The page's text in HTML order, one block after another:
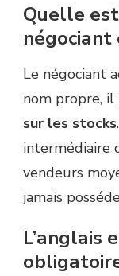
Quelle
négociant
Le négociant
nom propre,
sur les stocks
intermédiaire
vendeurs
jamais
L’anglais